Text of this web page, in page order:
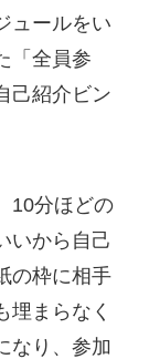
ュールをい
「全員参
己紹介ビン
10分ほどの
いから自己
の枠に相手
埋まらなく
なり、参加